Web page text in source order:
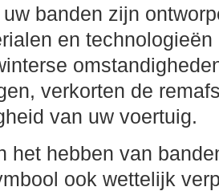
banden zijn
en
verkorten de
van uw voertuig.
het hebben van
ook wettelijk